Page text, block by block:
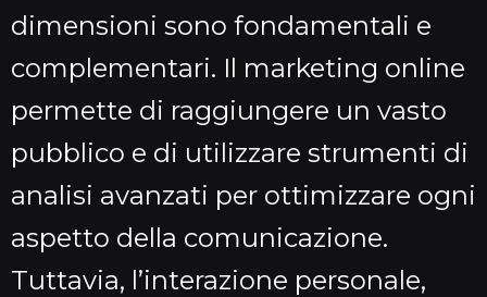
dimensioni sono fondamentali e
complementari. Il marketing online
permette di raggiungere un vasto
pubblico e di utilizzare strumenti di
analisi avanzati per ottimizzare ogni
aspetto della comunicazione.
Tuttavia, l’interazione personale,